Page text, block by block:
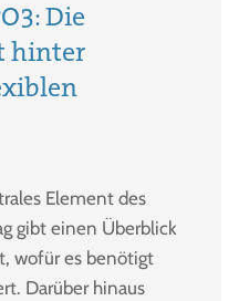
Die
hinter
Element des
gibt einen Überblick
wofür es benötigt
Darüber hinaus